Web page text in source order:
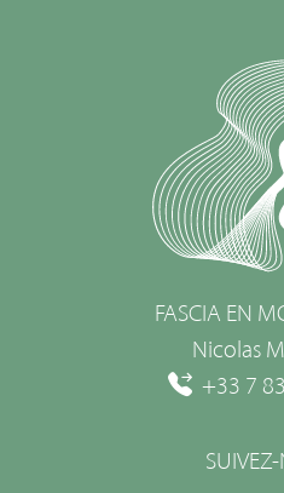
FASCIA EN
Nicolas
+33 7